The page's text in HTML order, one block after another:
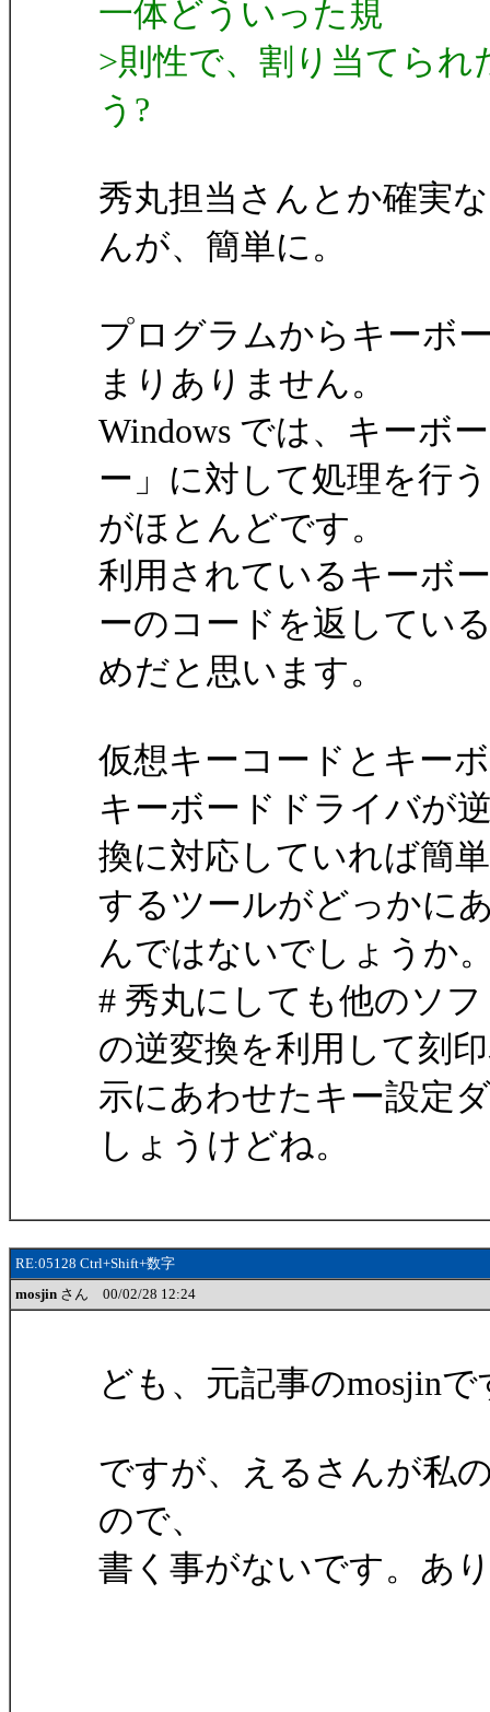
一体どういった規
>則性で、割り当てら
う?
秀丸担当さんとか確実
んが、簡単に。
プログラムからキーボ
まりありません。
Windows では、キーボ
ー」に対して処理を行
がほとんどです。
利用されているキーボ
ーのコードを返してい
めだと思います。
仮想キーコードとキー
キーボードドライバが
換に対応していれば簡
するツールがどっかに
んではないでしょうか
# 秀丸にしても他のソ
の逆変換を利用して刻
示にあわせたキー設定
しょうけどね。
RE:05128 Ctrl+Shift+数字
mosjin さん 00/02/28 12:24
ども、元記事のmosjin
ですが、えるさんが私
ので、
書く事がないです。あ